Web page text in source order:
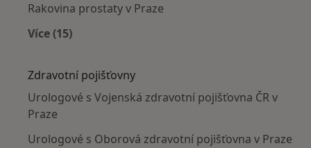
Rakovina prostaty v Praze
Více (15)
Zdravotní pojišťovny
Urologové s Vojenská zdravotní pojišťovna ČR v
Praze
Urologové s Oborová zdravotní pojišťovna v Praze